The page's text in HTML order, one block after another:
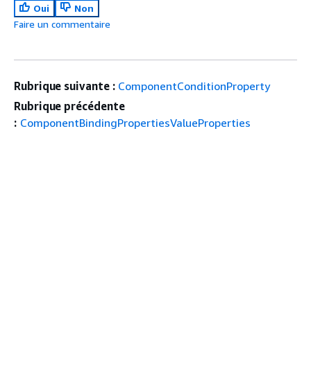
Oui
Non
Faire un commentaire
Rubrique suivante : ComponentConditionProperty
Rubrique précédente
: ComponentBindingPropertiesValueProperties